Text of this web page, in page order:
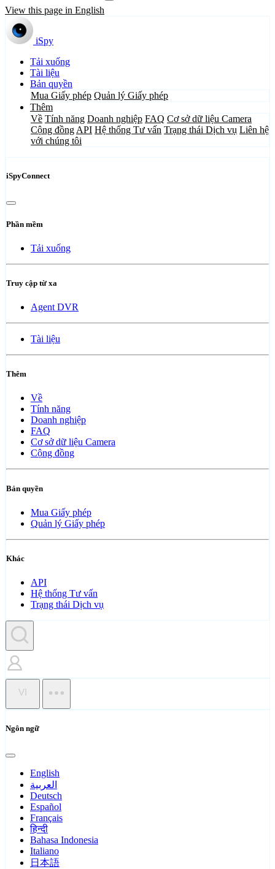
View this page in English
iSpy
Tải xuống
Tài liệu
Bản quyền
Mua Giấy phép Quản lý Giấy phép
Thêm
Về Tính năng Doanh nghiệp FAQ Cơ sở dữ liệu Camera
Cộng đồng API Hệ thống Tư vấn Trạng thái Dịch vụ Liên hệ
với chúng tôi
iSpyConnect
Phần mềm
Tải xuống
Truy cập từ xa
Agent DVR
Tài liệu
Thêm
Về
Tính năng
Doanh nghiệp
FAQ
Cơ sở dữ liệu Camera
Cộng đồng
Bản quyền
Mua Giấy phép
Quản lý Giấy phép
Khác
API
Hệ thống Tư vấn
Trạng thái Dịch vụ
VI
Ngôn ngữ
English
العربية
Deutsch
Español
Français
हिन्दी
Bahasa Indonesia
Italiano
日本語